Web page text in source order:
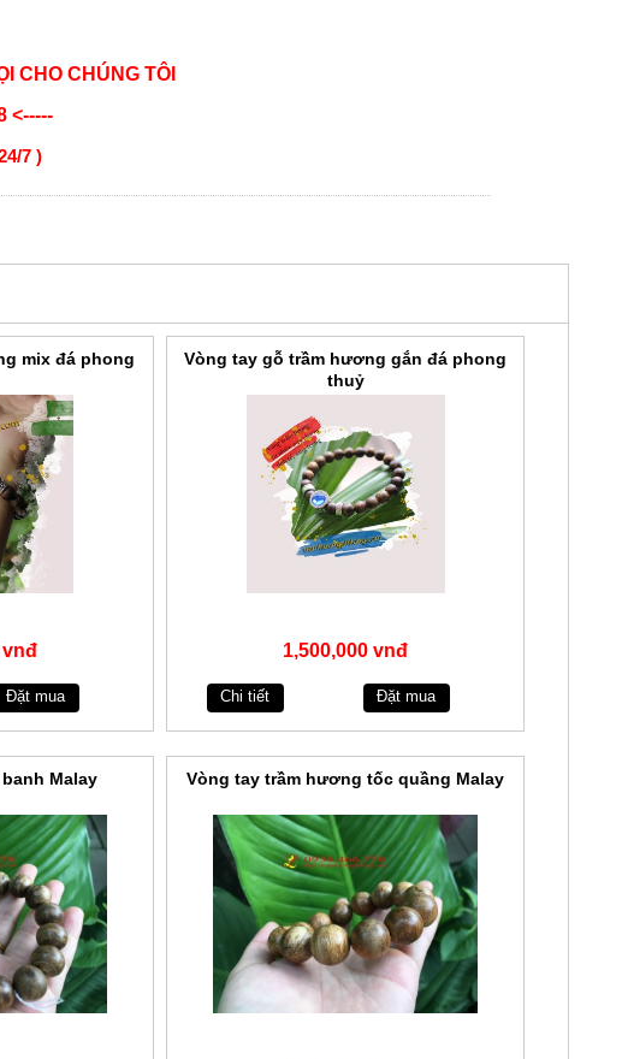
CHO CHÚNG TÔI
<-----
7 )
mix đá phong
vnđ
Đặt mua
Vòng tay gỗ trầm hương gắn đá phong
thuỷ
1,500,000 vnđ
Chi tiết Đặt mua
Malay Vòng tay trầm hương tốc quầng Malay